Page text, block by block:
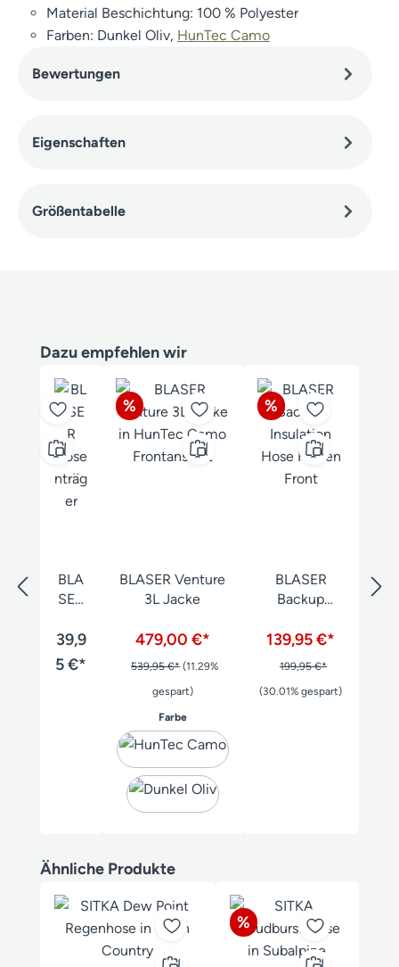
Material Beschichtung: 100 % Polyester
Farben: Dunkel Oliv, HunTec Camo
Bewertungen
Eigenschaften
Größentabelle
Produktgalerie überspringen
Dazu empfehlen wir
BLA
SER
nträg
er
39,9
5 €*
Rabatt
%
BLASER Venture
3L Jacke
479,00 €*
539,95 €* (11.29%
gespart)
Farbeauswählen
Rabatt
%
BLASER
Backup
Hose Herren
139,95 €*
199,95 €*
(30.01% gespart)
Produktgalerie überspringen
Ähnliche Produkte
Rabatt
%